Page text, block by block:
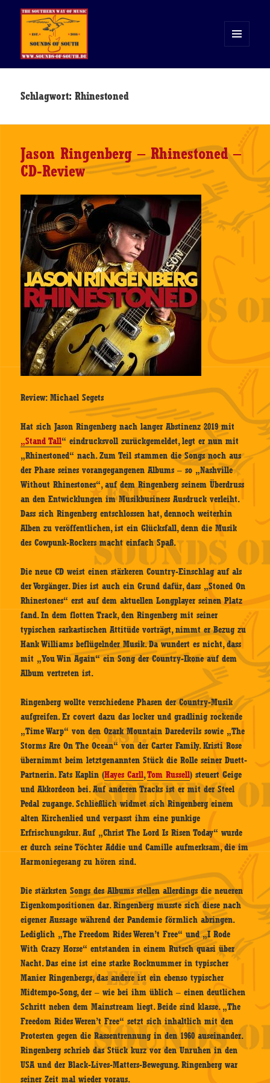
WIDGETS
Schlagwort:Rhinestoned
Jason Ringenberg – Rhinestoned –
CD-Review
Review: Michael Segets
Hat sich Jason Ringenberg nach langer Abstinenz 2019 mit
„Stand Tall“ eindrucksvoll zurückgemeldet, legt er nun mit
„Rhinestoned“ nach. Zum Teil stammen die Songs noch aus
der Phase seines vorangegangenen Albums – so „Nashville
Without Rhinestones“, auf dem Ringenberg seinem Überdruss
an den Entwicklungen im Musikbusiness Ausdruck verleiht.
Dass sich Ringenberg entschlossen hat, dennoch weiterhin
Alben zu veröffentlichen, ist ein Glücksfall, denn die Musik
des Cowpunk-Rockers macht einfach Spaß.
Die neue CD weist einen stärkeren Country-Einschlag auf als
der Vorgänger. Dies ist auch ein Grund dafür, dass „Stoned On
Rhinestones“ erst auf dem aktuellen Longplayer seinen Platz
fand. In dem flotten Track, den Ringenberg mit seiner
typischen sarkastischen Attitüde vorträgt, nimmt er Bezug zu
Hank Williams beflügelnder Musik. Da wundert es nicht, dass
mit „You Win Again“ ein Song der Country-Ikone auf dem
Album vertreten ist.
Ringenberg wollte verschiedene Phasen der Country-Musik
aufgreifen. Er covert dazu das locker und gradlinig rockende
„Time Warp“ von den Ozark Mountain Daredevils sowie „The
Storms Are On The Ocean“ von der Carter Family. Kristi Rose
übernimmt beim letztgenannten Stück die Rolle seiner Duett-
Partnerin. Fats Kaplin (Hayes Carll,Tom Russell) steuert Geige
und Akkordeon bei. Auf anderen Tracks ist er mit der Steel
Pedal zugange. Schließlich widmet sich Ringenberg einem
alten Kirchenlied und verpasst ihm eine punkige
Erfrischungskur. Auf „Christ The Lord Is Risen Today“ wurde
er durch seine Töchter Addie und Camille aufmerksam, die im
Harmoniegesang zu hören sind.
Die stärksten Songs des Albums stellen allerdings die neueren
Eigenkompositionen dar. Ringenberg musste sich diese nach
eigener Aussage während der Pandemie förmlich abringen.
Lediglich „The Freedom Rides Weren’t Free“ und „I Rode
With Crazy Horse“ entstanden in einem Rutsch quasi über
Nacht. Das eine ist eine starke Rocknummer in typischer
Manier Ringenbergs, das andere ist ein ebenso typischer
Midtempo-Song, der – wie bei ihm üblich – einen deutlichen
Schritt neben dem Mainstream liegt. Beide sind klasse. „The
Freedom Rides Weren’t Free“ setzt sich inhaltlich mit den
Protesten gegen die Rassentrennung in den 1960 auseinander.
Ringenberg schrieb das Stück kurz vor den Unruhen in den
USA und der Black-Lives-Matters-Bewegung. Ringenberg war
seiner Zeit mal wieder voraus.